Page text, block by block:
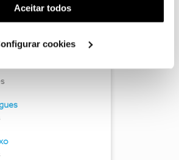
personalizada). Pode gerir a
clicando em "Configurar
Aceitar todos
cookies
de julho